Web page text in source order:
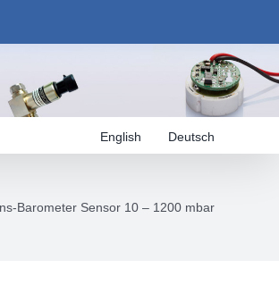
Deutsch
English
Barometer Sensor 10 – 1200 mbar